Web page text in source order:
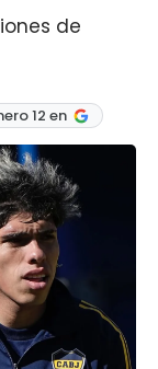
de
12 en